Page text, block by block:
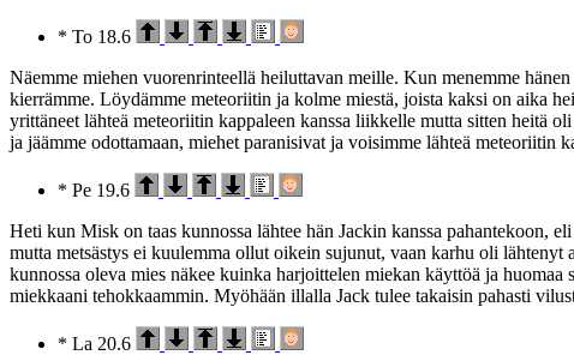
* To 18.6
Näemme miehen vuorenrinteellä heiluttavan meille. Kun menemme
kierrämme. Löydämme meteoriitin ja kolme miestä, joista kaksi on aika
yrittäneet lähteä meteoriitin kappaleen kanssa liikkelle mutta sitten heitä
ja jäämme odottamaan, miehet paranisivat ja voisimme lähteä meteoriitin
* Pe 19.6
Heti kun Misk on taas kunnossa lähtee hän Jackin kanssa pahantekoon,
mutta metsästys ei kuulemma ollut oikein sujunut, vaan karhu oli
kunnossa oleva mies näkee kuinka harjoittelen miekan käyttöä ja
miekkaani tehokkaammin. Myöhään illalla Jack tulee takaisin pahasti
* La 20.6